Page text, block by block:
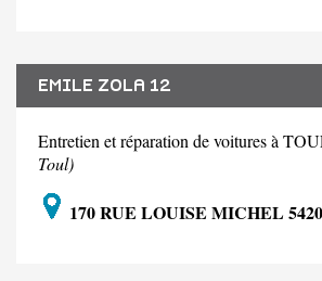
EMILE ZOLA 12
Entretien et réparation de voitures à
Toul)
170 RUE LOUISE MICHEL